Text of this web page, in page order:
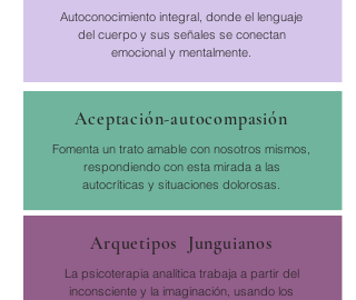
Autoconocimiento integral, donde el lenguaje
del cuerpo y sus señales se conectan
emocional y mentalmente.
Aceptación-autocompasión
Fomenta un trato amable con nosotros mismos,
respondiendo con esta mirada a las
autocríticas y situaciones dolorosas.
Arquetipos Junguianos
La psicoterapia analítica trabaja a partir del
inconsciente y la imaginación, usando los